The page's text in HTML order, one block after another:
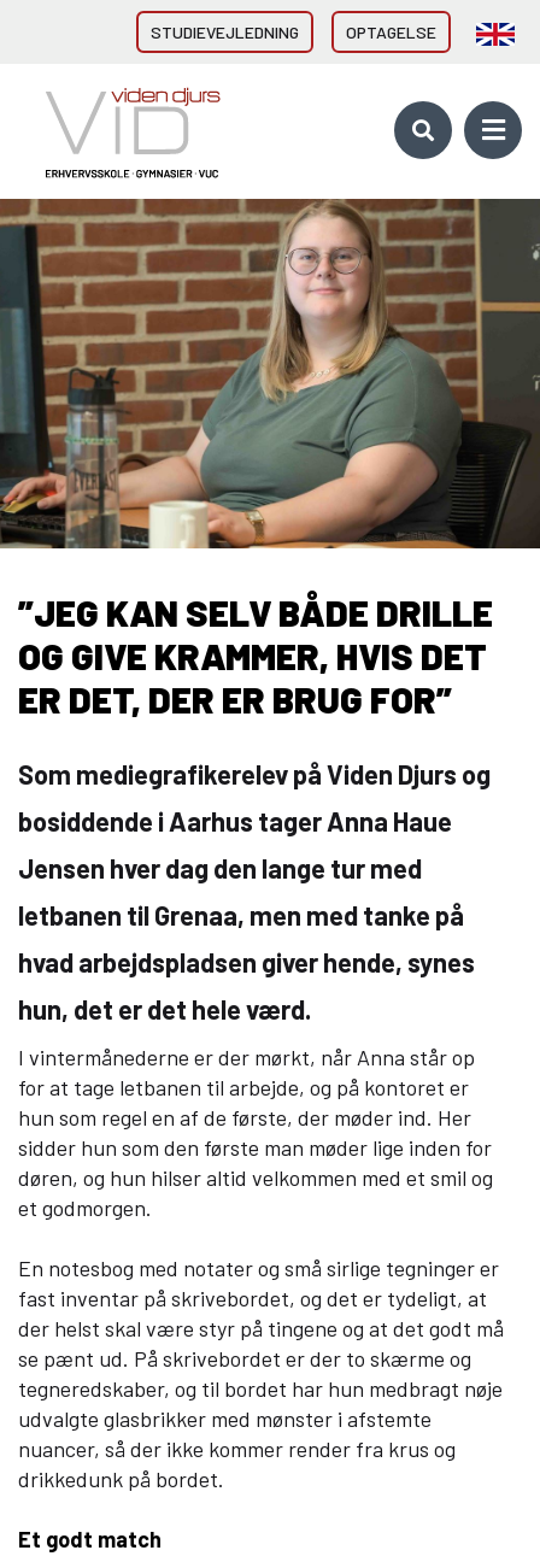
STUDIEVEJLEDNING OPTAGELSE
HHX Grenaa
HHX Rønde
HTX Grenaa
HF-enkeltfag - Grenaa, Hornslet
Brobygning/introforløb
VID ERHVERVSUDDANNELSER
Direkte fra 9/10. klasse
Erhvervsuddannelser (EUD, EUX)
Brobygning/introforløb
10. KLASSE
10KCD og EUD10
Kalø Økologisk Landbrugsskole
Brazil Football College
VID DETAIL
Elevuddannelser
Akademiuddannelser
VUC OG EFTERUDDANNELSE
VUC (HF-enkeltfag, AVU, FVU, OBU)
Efteruddannelse (AMU)
Om Viden Djurs
Læreplads og virksomheder
Mød os
Skolehjem/Campus
Personale
Nyheder
Elevfortællinger
Job på Viden Djurs
Kvalitet
Brochurereol
Oplæsning af tekst
”JEG KAN SELV BÅDE DRILLE
OG GIVE KRAMMER, HVIS DET
ER DET, DER ER BRUG FOR”
Som mediegrafikerelev på Viden Djurs og
bosiddende i Aarhus tager Anna Haue
Jensen hver dag den lange tur med
letbanen til Grenaa, men med tanke på
hvad arbejdspladsen giver hende, synes
hun, det er det hele værd.
I vintermånederne er der mørkt, når Anna står op
for at tage letbanen til arbejde, og på kontoret er
hun som regel en af de første, der møder ind. Her
sidder hun som den første man møder lige inden for
døren, og hun hilser altid velkommen med et smil og
et godmorgen.
En notesbog med notater og små sirlige tegninger er
fast inventar på skrivebordet, og det er tydeligt, at
der helst skal være styr på tingene og at det godt må
se pænt ud. På skrivebordet er der to skærme og
tegneredskaber, og til bordet har hun medbragt nøje
udvalgte glasbrikker med mønster i afstemte
nuancer, så der ikke kommer render fra krus og
drikkedunk på bordet.
Et godt match